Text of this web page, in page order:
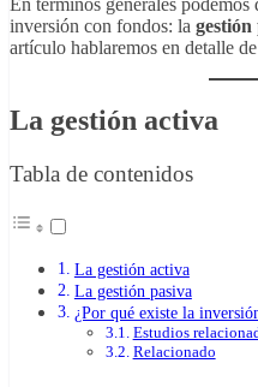
inversión con fondos: la gestión
artículo hablaremos en detalle
La gestión activa
Tabla de contenidos
La gestión activa
La gestión pasiva
¿Por qué existe la
Estudios
Relacionado